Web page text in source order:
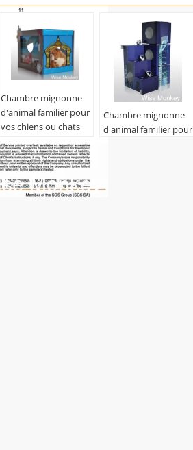
Chambre mignonne
d'animal familier pour
vos chiens ou chats
mignons
Matériel:En carton
ondulé
Couleur:Copie
Chambre mignonne
d'animal familier pour